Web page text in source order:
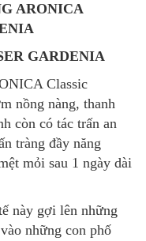
ARONICA
GARDENIA
Classic
nồng nàng, thanh
còn có tác trấn an
tràng đầy năng
mỏi sau 1 ngày dài
này gợi lên những
những con phố